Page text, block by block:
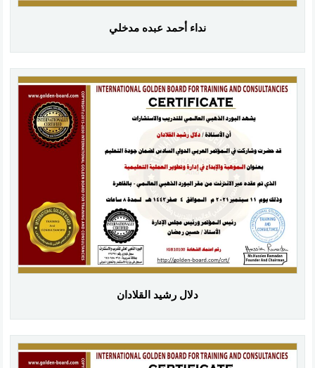
نداء أحمد عبده مدخلي
دلال رشيد القلادان